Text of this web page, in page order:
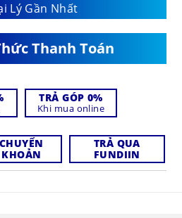
Lý Gần Nhất
Thanh Toán
TRẢ GÓP 0%
Khi mua online
CHUYỂN
KHOẢN
TRẢ QUA
FUNDIIN